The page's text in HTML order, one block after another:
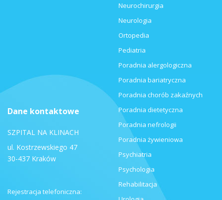
Neurochirurgia
Neurologia
Ortopedia
Pediatria
Poradnia alergologiczna
Poradnia bariatryczna
Poradnia chorób zakaźnych
Poradnia dietetyczna
Poradnia nefrologii
Poradnia żywieniowa
Psychiatria
Psychologia
Rehabilitacja
Dane kontaktowe
SZPITAL NA KLINACH
ul. Kostrzewskiego 47
30-437 Kraków
Rejestracja telefoniczna: